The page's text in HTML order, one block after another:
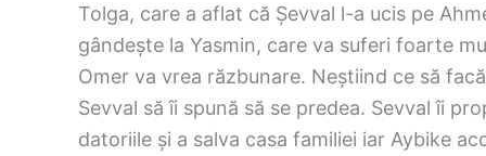
Tolga, care a aflat că Șevval l-a ucis pe
gândește la Yasmin, care va suferi foarte
Omer va vrea răzbunare. Neștiind ce să
Sevval să îi spună să se predea. Sevval îi
datoriile și a salva casa familiei iar Aybike